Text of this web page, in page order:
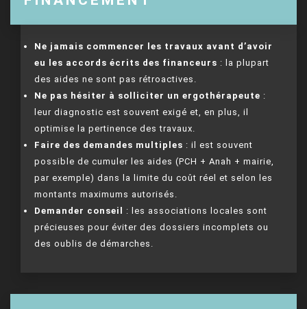
Ne jamais commencer les travaux avant d’avoir
eu les accords écrits des financeurs : la plupart
des aides ne sont pas rétroactives.
Ne pas hésiter à solliciter un ergothérapeute :
leur diagnostic est souvent exigé et, en plus, il
optimise la pertinence des travaux.
Faire des demandes multiples : il est souvent
possible de cumuler les aides (PCH + Anah + mairie,
par exemple) dans la limite du coût réel et selon les
montants maximums autorisés.
Demander conseil
: les associations locales sont
précieuses pour éviter des dossiers incomplets ou
des oublis de démarches.